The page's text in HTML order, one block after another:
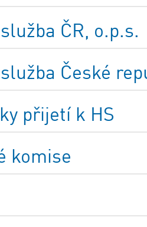
ČR, o.p.s.
České
přijetí k HS
komise